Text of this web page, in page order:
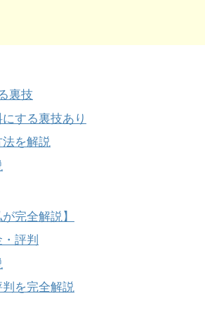
裏技
する裏技あり
法を解説
完全解説】
評判
を完全解説